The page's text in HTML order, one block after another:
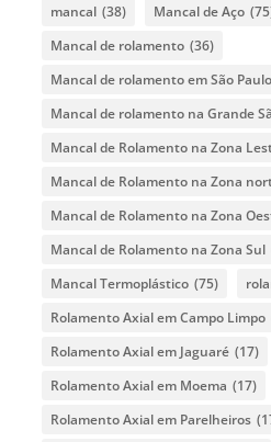
mancal (38) Mancal de Aço
Mancal de rolamento (36)
Mancal de rolamento em São Paulo
Mancal de rolamento na Grande
Mancal de Rolamento na Zona
Mancal de Rolamento na Zona
Mancal de Rolamento na Zona
Mancal de Rolamento na Zona Sul
Mancal Termoplástico (75)
Rolamento Axial em Campo Limpo
Rolamento Axial em Jaguaré (17)
Rolamento Axial em Moema (17)
Rolamento Axial em Parelheiros